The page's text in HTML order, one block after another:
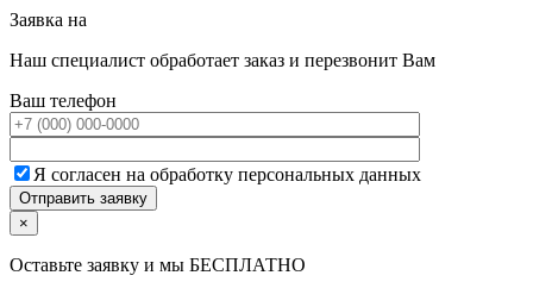
Заявка на
Наш специалист обработает заказ и перезвонит Вам
Ваш телефон
Я согласен на обработку персональных данных
×
Оставьте заявку и мы БЕСПЛАТНО